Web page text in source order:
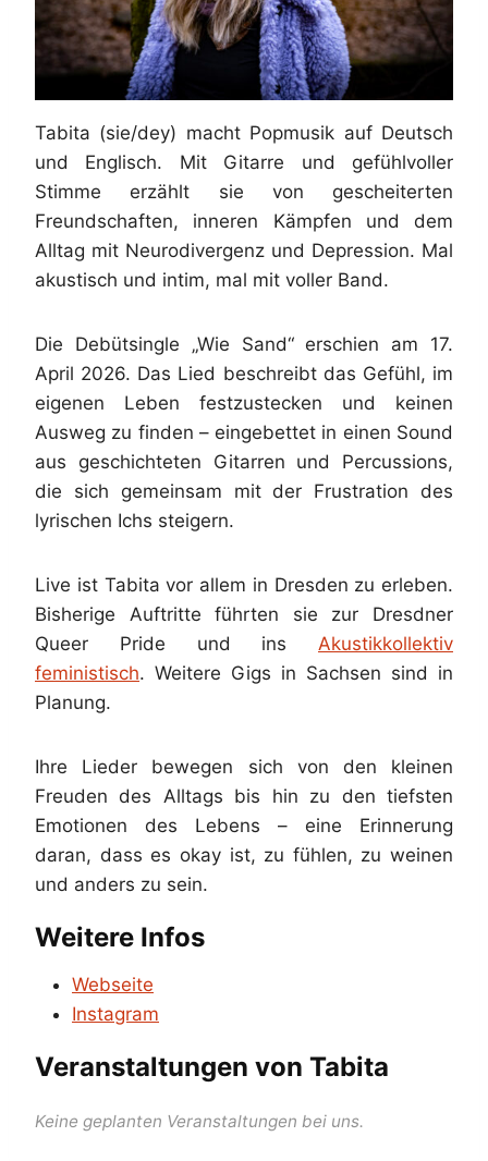
Weitere Infos
Webseite
Instagram
Veranstaltungen von Tabita
Tabita (sie/dey) macht Popmusik auf Deutsch
und Englisch. Mit Gitarre und gefühlvoller
Stimme erzählt sie von gescheiterten
Freundschaften, inneren Kämpfen und dem
Alltag mit Neurodivergenz und Depression. Mal
akustisch und intim, mal mit voller Band.
Die Debütsingle „Wie Sand“ erschien am 17.
April 2026. Das Lied beschreibt das Gefühl, im
eigenen Leben festzustecken und keinen
Ausweg zu finden – eingebettet in einen Sound
aus geschichteten Gitarren und Percussions,
die sich gemeinsam mit der Frustration des
lyrischen Ichs steigern.
Live ist Tabita vor allem in Dresden zu erleben.
Bisherige Auftritte führten sie zur Dresdner
Queer Pride und ins Akustikkollektiv
feministisch. Weitere Gigs in Sachsen sind in
Planung.
Ihre Lieder bewegen sich von den kleinen
Freuden des Alltags bis hin zu den tiefsten
Emotionen des Lebens – eine Erinnerung
daran, dass es okay ist, zu fühlen, zu weinen
und anders zu sein.